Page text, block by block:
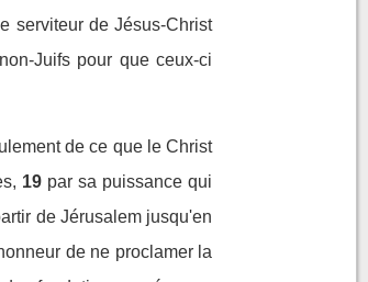
serviteur de Jésus-Christ
Juifs pour que ceux-ci
de ce que le Christ
19 par sa puissance qui
de Jérusalem jusqu'en
de ne proclamer la